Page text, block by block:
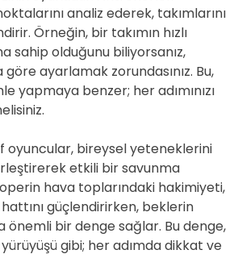
analiz ederek, takımlarını
Örneğin, bir takımın hızlı
sahip olduğunu biliyorsanız,
göre ayarlamak zorundasınız. Bu,
yapmaya benzer; her adımınızı
oyuncular, bireysel yeteneklerini
etkili bir savunma
hava toplarındaki hakimiyeti,
güçlendirirken, beklerin
önemli bir denge sağlar. Bu denge,
gibi; her adımda dikkat ve